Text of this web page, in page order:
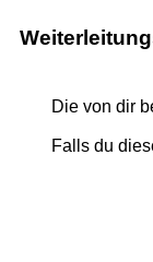
Die von dir
Falls du